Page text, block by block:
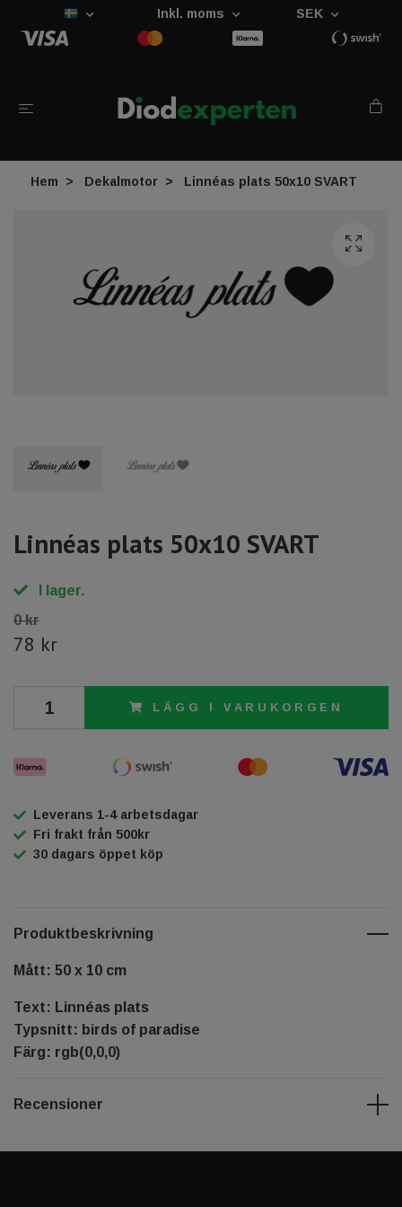
Inkl. moms SEK
Hem Dekalmotor Linnéas plats 50x10 SVART
Linnéas plats 50x10 SVART
I lager.
0 kr
78 kr
LÄGG I VARUKORGEN
Leverans 1-4 arbetsdagar
Fri frakt från 500kr
30 dagars öppet köp
Produktbeskrivning
Mått: 50 x 10 cm
Text: Linnéas plats
Typsnitt: birds of paradise
Färg: rgb(0,0,0)
Recensioner